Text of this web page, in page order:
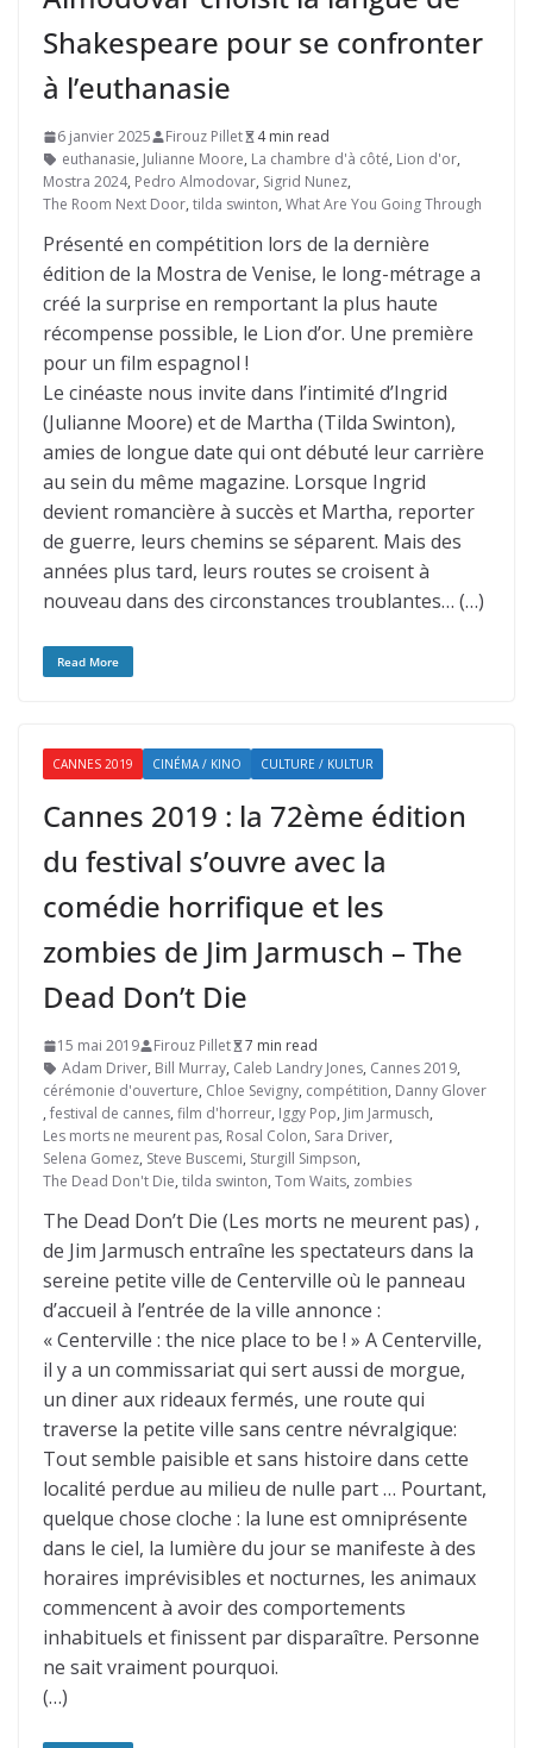
Shakespeare pour se confronter
à l’euthanasie
6 janvier 2025 Firouz Pillet
4 min read
euthanasie, Julianne Moore, La chambre d'à côté, Lion d'or,
Mostra 2024, Pedro Almodovar, Sigrid Nunez,
The Room Next Door, tilda swinton, What Are You Going Through
Présenté en compétition lors de la dernière
édition de la Mostra de Venise, le long-métrage a
créé la surprise en remportant la plus haute
récompense possible, le Lion d’or. Une première
pour un film espagnol !
Le cinéaste nous invite dans l’intimité d’Ingrid
(Julianne Moore) et de Martha (Tilda Swinton),
amies de longue date qui ont débuté leur carrière
au sein du même magazine. Lorsque Ingrid
devient romancière à succès et Martha, reporter
de guerre, leurs chemins se séparent. Mais des
années plus tard, leurs routes se croisent à
nouveau dans des circonstances troublantes… (…)
Read More
CANNES 2019 CINÉMA / KINO CULTURE / KULTUR
Cannes 2019 : la 72ème édition
du festival s’ouvre avec la
comédie horrifique et les
zombies de Jim Jarmusch – The
Dead Don’t Die
15 mai 2019 Firouz Pillet
7 min read
Adam Driver, Bill Murray, Caleb Landry Jones, Cannes 2019,
cérémonie d'ouverture, Chloe Sevigny, compétition, Danny Glover
, festival de cannes, film d'horreur, Iggy Pop, Jim Jarmusch,
Les morts ne meurent pas, Rosal Colon, Sara Driver,
Selena Gomez, Steve Buscemi, Sturgill Simpson,
The Dead Don't Die, tilda swinton, Tom Waits, zombies
The Dead Don’t Die (Les morts ne meurent pas) ,
de Jim Jarmusch entraîne les spectateurs dans la
sereine petite ville de Centerville où le panneau
d’accueil à l’entrée de la ville annonce :
« Centerville : the nice place to be ! » A Centerville,
il y a un commissariat qui sert aussi de morgue,
un diner aux rideaux fermés, une route qui
traverse la petite ville sans centre névralgique:
Tout semble paisible et sans histoire dans cette
localité perdue au milieu de nulle part … Pourtant,
quelque chose cloche : la lune est omniprésente
dans le ciel, la lumière du jour se manifeste à des
horaires imprévisibles et nocturnes, les animaux
commencent à avoir des comportements
inhabituels et finissent par disparaître. Personne
ne sait vraiment pourquoi.
(…)